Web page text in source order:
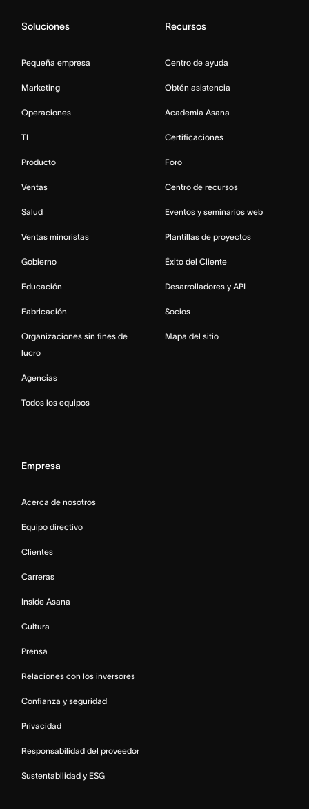
Soluciones
Pequeña empresa
Marketing
Operaciones
TI
Producto
Ventas
Salud
Ventas minoristas
Gobierno
Educación
Fabricación
Organizaciones sin fines de
lucro
Agencias
Todos los equipos
Recursos
Centro de ayuda
Obtén asistencia
Academia Asana
Certificaciones
Foro
Centro de recursos
Eventos y seminarios web
Plantillas de proyectos
Éxito del Cliente
Desarrolladores y API
Socios
Mapa del sitio
Empresa
Acerca de nosotros
Equipo directivo
Clientes
Carreras
Inside Asana
Cultura
Prensa
Relaciones con los inversores
Confianza y seguridad
Privacidad
Responsabilidad del proveedor
Sustentabilidad y ESG